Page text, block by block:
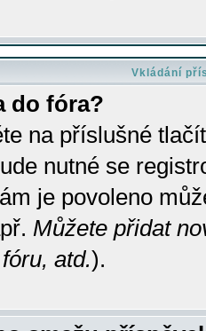
Vkládání
do fóra?
na příslušné
nutné se
je povoleno
Můžete přidat
atd.).